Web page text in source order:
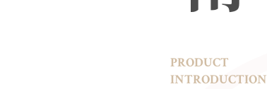
PRODUCT
INTRODUCTION